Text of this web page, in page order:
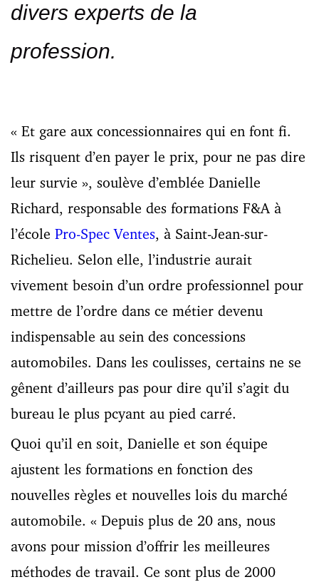
divers experts de la
profession.
« Et gare aux concessionnaires qui en font fi.
Ils risquent d’en payer le prix, pour ne pas dire
leur survie », soulève d’emblée Danielle
Richard, responsable des formations F&A à
l’école Pro-Spec Ventes, à Saint-Jean-sur-
Richelieu. Selon elle, l’industrie aurait
vivement besoin d’un ordre professionnel pour
mettre de l’ordre dans ce métier devenu
indispensable au sein des concessions
automobiles. Dans les coulisses, certains ne se
gênent d’ailleurs pas pour dire qu’il s’agit du
bureau le plus pcyant au pied carré.
Quoi qu’il en soit, Danielle et son équipe
ajustent les formations en fonction des
nouvelles règles et nouvelles lois du marché
automobile. « Depuis plus de 20 ans, nous
avons pour mission d’offrir les meilleures
méthodes de travail. Ce sont plus de 2000